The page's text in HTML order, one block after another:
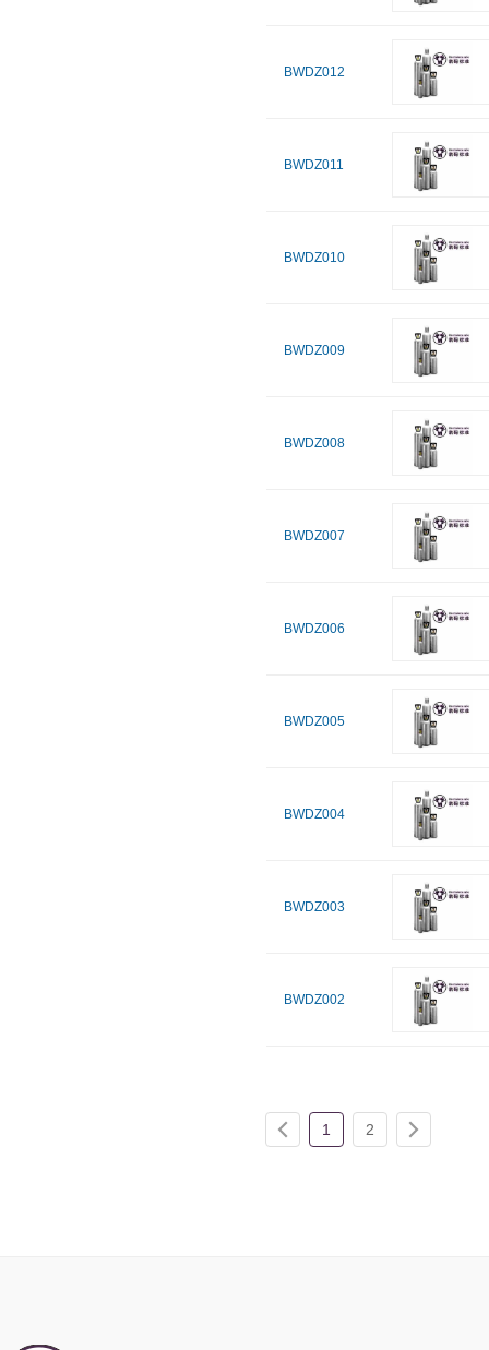
BWDZ012
BWDZ011
BWDZ010
BWDZ009
BWDZ008
BWDZ007
BWDZ006
BWDZ005
BWDZ004
BWDZ003
BWDZ002
1 2